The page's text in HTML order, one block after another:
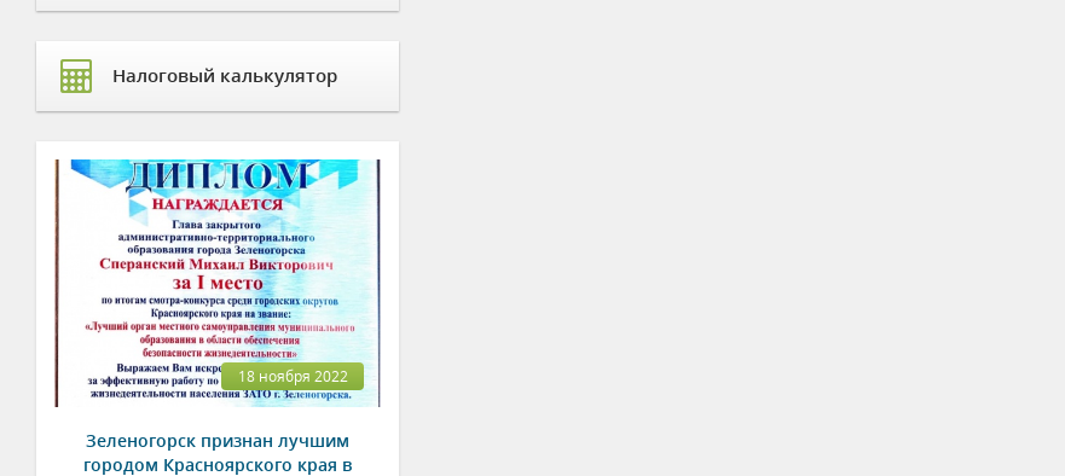
Налоговый калькулятор
18 ноября 2022
Зеленогорск признан лучшим
городом Красноярского края в